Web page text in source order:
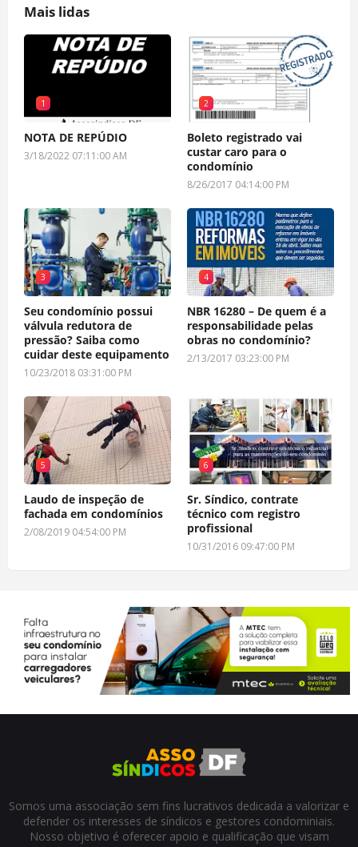
Mais lidas
1
NOTA DE REPÚDIO
3/18/2022 07:11:00 AM
2
Boleto registrado vai
custar caro para o
condomínio
8/26/2017 04:14:00 PM
3
Seu condomínio possui
válvula redutora de
pressão? Saiba como
cuidar deste equipamento
10/23/2018 03:31:00 PM
4
NBR 16280 – De quem é a
responsabilidade pelas
obras no condomínio?
2/13/2017 03:23:00 PM
5
Laudo de inspeção de
fachada em condomínios
2/08/2019 04:54:00 PM
6
Sr. Síndico, contrate
técnico com registro
profissional
10/31/2016 09:47:00 PM
Somos uma associação sem fins lucrativos dedicada a valorizar e
defender os interesses de síndicos e gestores condominiais.
Nosso objetivo é oferecer apoio e qualificação que visam